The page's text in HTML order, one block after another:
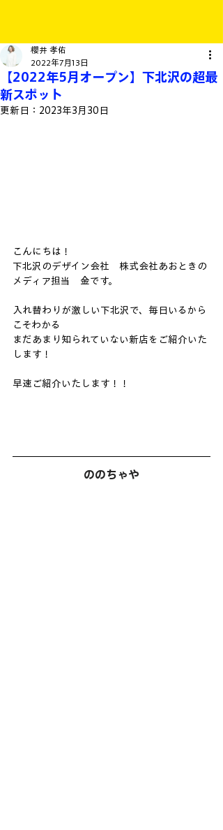
【2022年5月オープン】下北沢の超最
新スポット
櫻井 孝佑
2022年7月13日
更新日： 2023年3月30日
こんにちは！
下北沢のデザイン会社　株式会社あおときの
メディア担当　金です。
入れ替わりが激しい下北沢で、毎日いるから
こそわかる
まだあまり知られていない新店をご紹介いた
します！
早速ご紹介いたします！！
ののちゃや